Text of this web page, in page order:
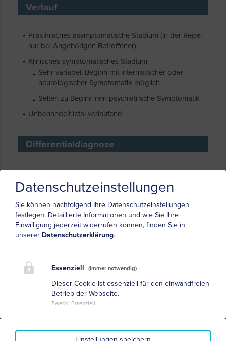
Verlauf
Präklinisches asymptomatische Stadium (in der Regel
nur bei Angehörigen Betroffener)
Klinisches symptomatisches Stadium
Sehr variabel, Beginn mit internistischer oder
neurologischer Symptomatik möglich
Selten zu Beginn rein psychiatrische Symptomatik
Unbehandelt letal verlaufend
Differentialdiagnose
Menkes-Syndrom (Kupferstoffwechselstörung)
Benannt nach John Hans Menkes 1928-2008
Juveniler und sekundärer Morbus Parkinson
Essentieller Tremor
Chorea-Akanthozytose
Chorea Huntington
Datenschutzeinstellungen
Sie können nachfolgend Ihre Datenschutzeinstellungen
festlegen. Detaillierte Informationen und wie Sie Ihre
Einwilligung jederzeit widerrufen können, finden Sie in
unserer Datenschutzerklärung.
Essenziell (immer notwendig)
Dieser Cookie ist essenziell für den einwandfreien
Betrieb der Webseite.
Zweck: Essenziell